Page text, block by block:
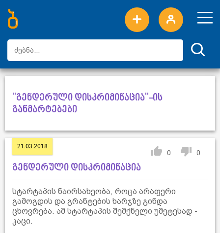
ახალი სიტყვები
ტოპ სიტყვები
დღის ტოპ სიტყვები
ტოპ მომხმარებლები
"გენდერული დისკრიმინაცია"-ის
განმარტებები
21.03.2018
0 0
გენდერული დისკრიმინაცია
სტარტაპის ნაირსახეობა, როცა არაფერი
გამოგდის და გრანტების ხარჯზე გინდა
ცხოვრება. ამ სტარტაპის შემქნელი უმეტესად -
კაცი.